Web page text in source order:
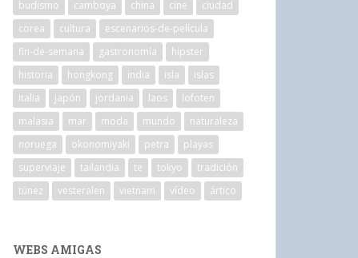
budismo
camboya china cine
ciudad
corea
cultura
escenarios-de-película
fin-de-semana
gastronomía
hipster
historia
hongkong india isla
islas
italia
japón jordania laos
lofoten
malasia
mar moda mundo
naturaleza
noruega
okonomiyaki petra
playas
superviaje
tailandia te tokyo
tradición
túnez
vesteralen vietnam vídeo ártico
WEBS AMIGAS